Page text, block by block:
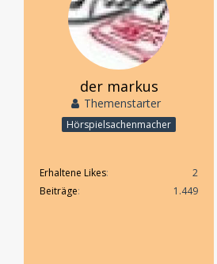
der markus
Themenstarter
Hörspielsachenmacher
Erhaltene Likes
2
Beiträge
1.449